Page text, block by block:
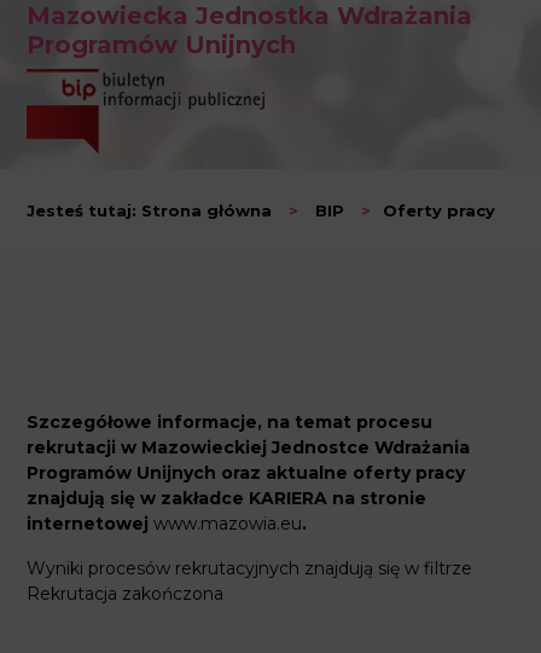
Mazowiecka Jednostka Wdrażania
Programów Unijnych
Jesteś tutaj: Strona główna > BIP > Oferty pracy
Szczegółowe informacje, na temat procesu
rekrutacji w Mazowieckiej Jednostce Wdrażania
Programów Unijnych oraz aktualne oferty pracy
znajdują się w zakładce KARIERA na stronie
internetowejwww.mazowia.eu.
Wyniki procesów rekrutacyjnych znajdują się w filtrze
Rekrutacja zakończona